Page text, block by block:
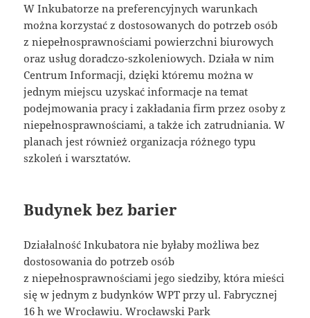
W Inkubatorze na preferencyjnych warunkach
można korzystać z dostosowanych do potrzeb osób
z niepełnosprawnościami powierzchni biurowych
oraz usług doradczo-szkoleniowych. Działa w nim
Centrum Informacji, dzięki któremu można w
jednym miejscu uzyskać informacje na temat
podejmowania pracy i zakładania firm przez osoby z
niepełnosprawnościami, a także ich zatrudniania. W
planach jest również organizacja różnego typu
szkoleń i warsztatów.
Budynek bez barier
Działalność Inkubatora nie byłaby możliwa bez
dostosowania do potrzeb osób
z niepełnosprawnościami jego siedziby, która mieści
się w jednym z budynków WPT przy ul. Fabrycznej
16 h we Wrocławiu. Wrocławski Park